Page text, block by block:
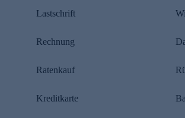
Lastschrift
Rechnung
Ratenkauf
Kreditkarte